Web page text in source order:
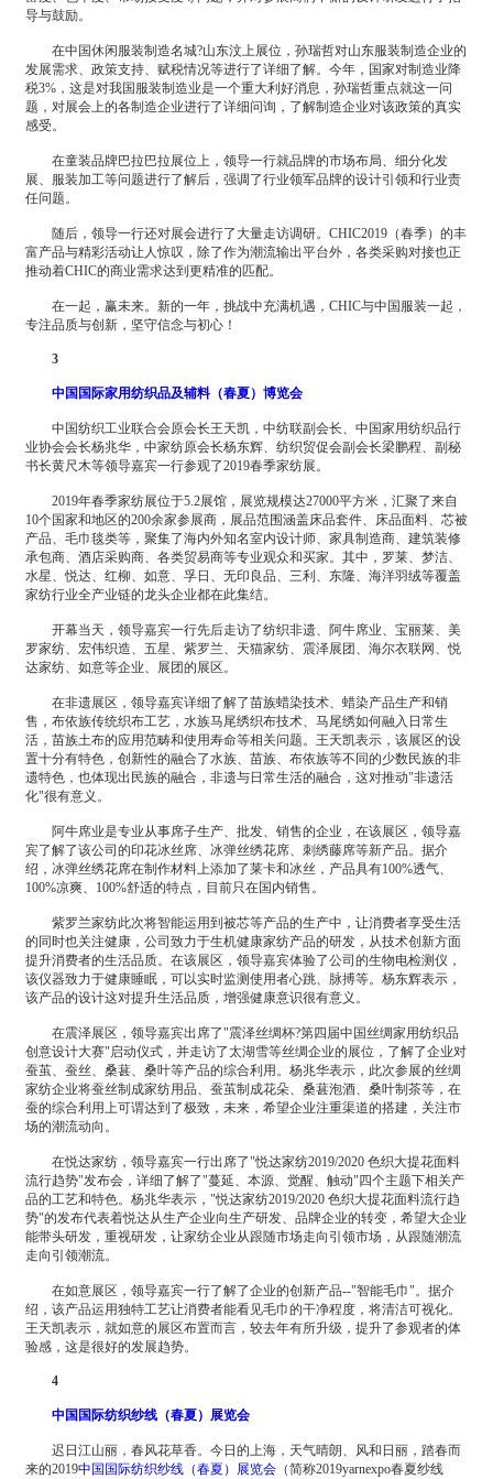
导与鼓励。
在中国休闲服装制造名城?山东汶上展位，孙瑞哲对山东服装制造企业的
发展需求、政策支持、赋税情况等进行了详细了解。今年，国家对制造业降
税3%，这是对我国服装制造业是一个重大利好消息，孙瑞哲重点就这一问
题，对展会上的各制造企业进行了详细问询，了解制造企业对该政策的真实
感受。
在童装品牌巴拉巴拉展位上，领导一行就品牌的市场布局、细分化发
展、服装加工等问题进行了解后，强调了行业领军品牌的设计引领和行业责
任问题。
随后，领导一行还对展会进行了大量走访调研。CHIC2019（春季）的丰
富产品与精彩活动让人惊叹，除了作为潮流输出平台外，各类采购对接也正
推动着CHIC的商业需求达到更精准的匹配。
在一起，赢未来。新的一年，挑战中充满机遇，CHIC与中国服装一起，
专注品质与创新，坚守信念与初心！
3
中国国际家用纺织品及辅料（春夏）博览会
中国纺织工业联合会原会长王天凯，中纺联副会长、中国家用纺织品行
业协会会长杨兆华，中家纺原会长杨东辉、纺织贸促会副会长梁鹏程、副秘
书长黄尺木等领导嘉宾一行参观了2019春季家纺展。
2019年春季家纺展位于5.2展馆，展览规模达27000平方米，汇聚了来自
10个国家和地区的200余家参展商，展品范围涵盖床品套件、床品面料、芯被
产品、毛巾毯类等，聚集了海内外知名室内设计师、家具制造商、建筑装修
承包商、酒店采购商、各类贸易商等专业观众和买家。其中，罗莱、梦洁、
水星、悦达、红柳、如意、孚日、无印良品、三利、东隆、海洋羽绒等覆盖
家纺行业全产业链的龙头企业都在此集结。
开幕当天，领导嘉宾一行先后走访了纺织非遗、阿牛席业、宝丽莱、美
罗家纺、宏伟织造、五星、紫罗兰、天猫家纺、震泽展团、海尔衣联网、悦
达家纺、如意等企业、展团的展区。
在非遗展区，领导嘉宾详细了解了苗族蜡染技术、蜡染产品生产和销
售，布依族传统织布工艺，水族马尾绣织布技术、马尾绣如何融入日常生
活，苗族土布的应用范畴和使用寿命等相关问题。王天凯表示，该展区的设
置十分有特色，创新性的融合了水族、苗族、布依族等不同的少数民族的非
遗特色，也体现出民族的融合，非遗与日常生活的融合，这对推动"非遗活
化"很有意义。
阿牛席业是专业从事席子生产、批发、销售的企业，在该展区，领导嘉
宾了解了该公司的印花冰丝席、冰弹丝绣花席、刺绣藤席等新产品。据介
绍，冰弹丝绣花席在制作材料上添加了莱卡和冰丝，产品具有100%透气、
100%凉爽、100%舒适的特点，目前只在国内销售。
紫罗兰家纺此次将智能运用到被芯等产品的生产中，让消费者享受生活
的同时也关注健康，公司致力于生机健康家纺产品的研发，从技术创新方面
提升消费者的生活品质。在该展区，领导嘉宾体验了公司的生物电检测仪，
该仪器致力于健康睡眠，可以实时监测使用者心跳、脉搏等。杨东辉表示，
该产品的设计这对提升生活品质，增强健康意识很有意义。
在震泽展区，领导嘉宾出席了"震泽丝绸杯?第四届中国丝绸家用纺织品
创意设计大赛"启动仪式，并走访了太湖雪等丝绸企业的展位，了解了企业对
蚕茧、蚕丝、桑葚、桑叶等产品的综合利用。杨兆华表示，此次参展的丝绸
家纺企业将蚕丝制成家纺用品、蚕茧制成花朵、桑葚泡酒、桑叶制茶等，在
蚕的综合利用上可谓达到了极致，未来，希望企业注重渠道的搭建，关注市
场的潮流动向。
在悦达家纺，领导嘉宾一行出席了"悦达家纺2019/2020 色织大提花面料
流行趋势"发布会，详细了解了"蔓延、本源、觉醒、触动"四个主题下相关产
品的工艺和特色。杨兆华表示，"悦达家纺2019/2020 色织大提花面料流行趋
势"的发布代表着悦达从生产企业向生产研发、品牌企业的转变，希望大企业
能带头研发，重视研发，让家纺企业从跟随市场走向引领市场，从跟随潮流
走向引领潮流。
在如意展区，领导嘉宾一行了解了企业的创新产品--"智能毛巾"。据介
绍，该产品运用独特工艺让消费者能看见毛巾的干净程度，将清洁可视化。
王天凯表示，就如意的展区布置而言，较去年有所升级，提升了参观者的体
验感，这是很好的发展趋势。
4
中国国际纺织纱线（春夏）展览会
迟日江山丽，春风花草香。今日的上海，天气晴朗、风和日丽，踏春而
来的2019中国国际纺织纱线（春夏）展览会（简称2019yarnexpo春夏纱线